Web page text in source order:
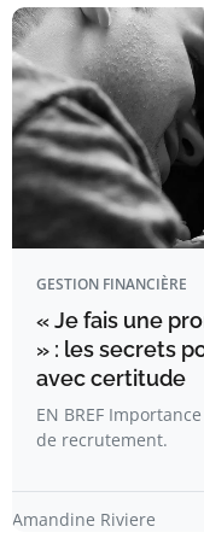
GESTION FINANCIÈRE
« Je fais une
» : les secrets
avec certitude
EN BREF
de recrutement.
Amandine Riviere